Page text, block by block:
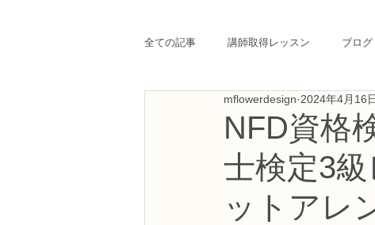
全ての記事 講師取得レッスン ブログ
NFD講師研究科コース NFDフラワー
NFDフラワーデザイナー資格検定3級コース
NFD資格
士検定3
ットアレ
mflowerdesign 2024年4月16